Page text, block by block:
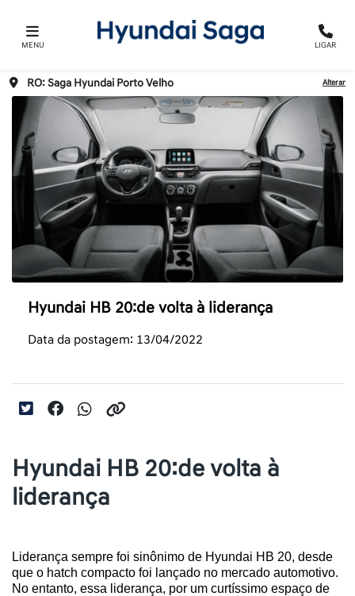
MENU LIGAR
RO: Saga Hyundai Porto Velho Alterar
Hyundai HB 20:de volta à liderança
Data da postagem: 13/04/2022
Hyundai HB 20:de volta à
liderança
Liderança sempre foi sinônimo de Hyundai HB 20, desde
que o hatch compacto foi lançado no mercado automotivo.
No entanto, essa liderança, por um curtíssimo espaço de